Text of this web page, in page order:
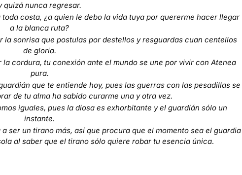
quizá nunca regresar.
costa, ¿a quien le debo la vida tuya por quererme hacer llegar
a la blanca ruta?
sonrisa que postulas por destellos y resguardas cuan centellos
de gloria.
cordura, tu conexión ante el mundo se une por vivir con Atenea
pura.
que te entiende hoy, pues las guerras con las pesadillas se
de tu alma ha sabido curarme una y otra vez.
iguales, pues la diosa es exhorbitante y el guardián sólo un
instante.
ser un tirano más, así que procura que el momento sea el guardia
al saber que el tirano sólo quiere robar tu esencia única.